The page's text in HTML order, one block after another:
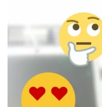
+
Más
Sorteos